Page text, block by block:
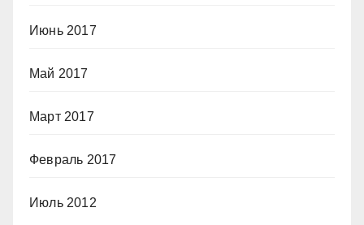
Июнь 2017
Май 2017
Март 2017
Февраль 2017
Июль 2012